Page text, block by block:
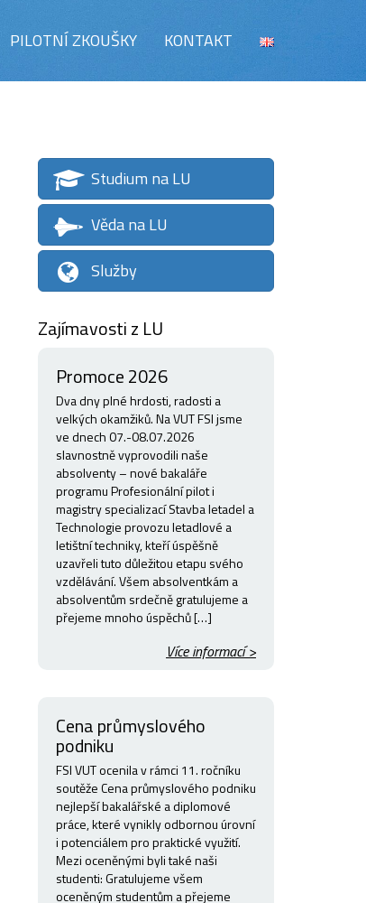
PILOTNÍ ZKOUŠKY KONTAKT
Studium na LU
Věda na LU
Služby
Zajímavosti z LU
Promoce 2026
Dva dny plné hrdosti, radosti a
velkých okamžiků. Na VUT FSI jsme
ve dnech 07.-08.07.2026
slavnostně vyprovodili naše
absolventy – nové bakaláře
programu Profesionální pilot i
magistry specializací Stavba letadel a
Technologie provozu letadlové a
letištní techniky, kteří úspěšně
uzavřeli tuto důležitou etapu svého
vzdělávání. Všem absolventkám a
absolventům srdečně gratulujeme a
přejeme mnoho úspěchů […]
Více informací >
Cena průmyslového
podniku
FSI VUT ocenila v rámci 11. ročníku
soutěže Cena průmyslového podniku
nejlepší bakalářské a diplomové
práce, které vynikly odbornou úrovní
i potenciálem pro praktické využití.
Mezi oceněnými byli také naši
studenti: Gratulujeme všem
oceněným studentům a přejeme